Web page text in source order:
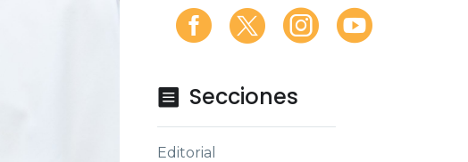
 Secciones
Editorial